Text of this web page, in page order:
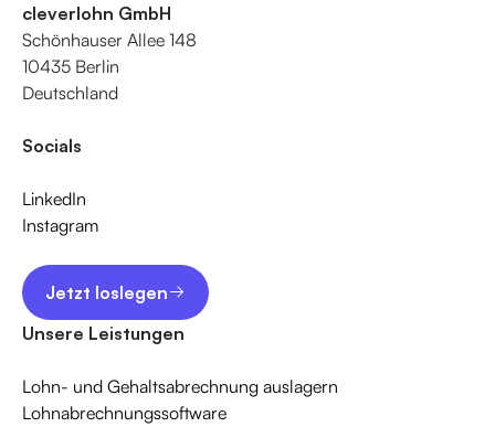
cleverlohn GmbH
Schönhauser Allee 148
10435 Berlin
Deutschland
Socials
LinkedIn
Instagram
Jetzt loslegen
Jetzt loslegen
Unsere Leistungen
Lohn- und Gehaltsabrechnung auslagern
Lohnabrechnungssoftware